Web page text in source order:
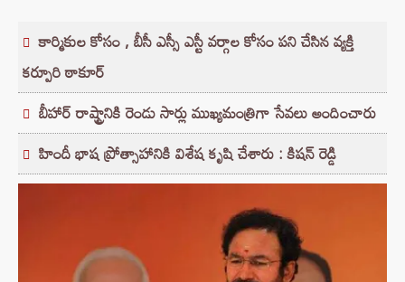
కార్మికుల కోసం , బీసీ ఎస్సీ ఎస్టీ వర్గాల కోసం పని చేసిన వ్యక్తి
కర్పూరి ఠాకూర్
బీహార్ రాష్ట్రానికి రెండు సార్లు ముఖ్యమంత్రిగా సేవలు అందించారు
హిందీ భాష ప్రోత్సాహానికి విశేష కృషి చేశారు : కిషన్‌ రెడ్డి